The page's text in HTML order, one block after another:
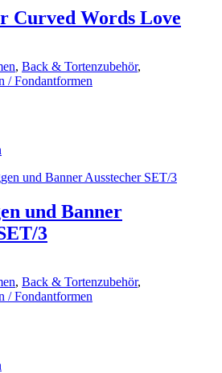
Curved Words Love
, Back & Tortenzubehör,
/ Fondantformen
und Banner
3
, Back & Tortenzubehör,
/ Fondantformen